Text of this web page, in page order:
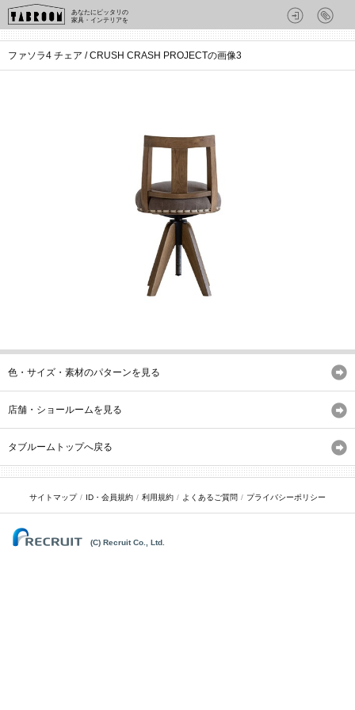
あなたにピッタリの
家具・インテリアを
ファソラ4 チェア / CRUSH CRASH PROJECTの画像3
色・サイズ・素材のパターンを見る
店舗・ショールームを見る
タブルームトップへ戻る
サイトマップ ID・会員規約 利用規約 よくあるご質問 プライバシーポリシー
(C) Recruit Co., Ltd.